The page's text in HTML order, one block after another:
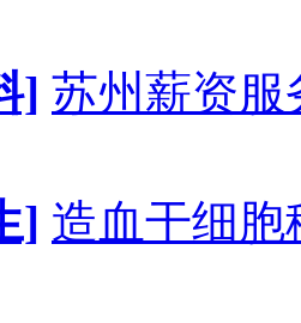
] 苏州薪资服
] 造血干细